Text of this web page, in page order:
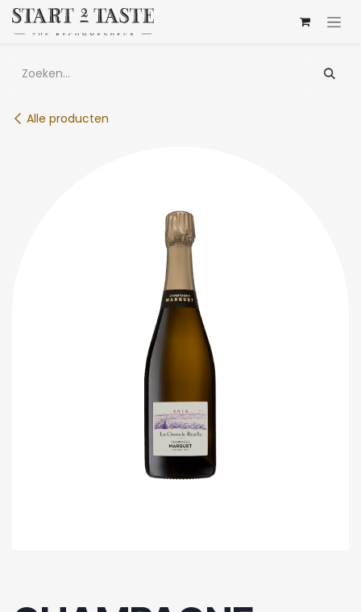
Overslaan naar inhoud
Alle producten